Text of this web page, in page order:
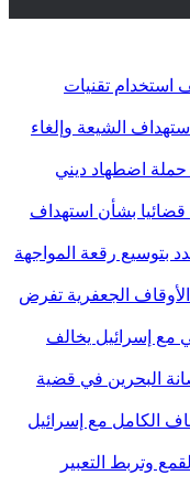
استخدام تقنيات
الشيعة وإلغاء
اضطهاد ديني
قضائيا بشأن استهداف
بتوسيع رقعة المواجهة
الأوقاف الجعفرية تفرض
مع إسرائيل يخالف
البحرين في قضية
الكامل مع إسرائيل
وتربط التعبير